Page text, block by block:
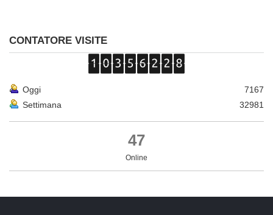
CONTATORE VISITE
Oggi
7167
Settimana
32981
47
Online